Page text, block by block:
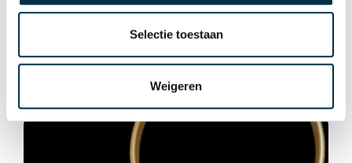
Selectie toestaan
Weigeren
Actuele onderzoeken